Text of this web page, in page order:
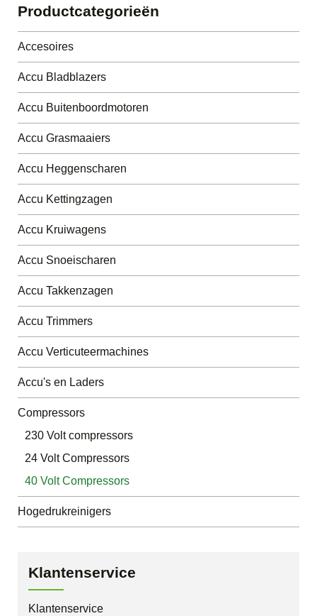
Productcategorieën
Accesoires
Accu Bladblazers
Accu Buitenboordmotoren
Accu Grasmaaiers
Accu Heggenscharen
Accu Kettingzagen
Accu Kruiwagens
Accu Snoeischaren
Accu Takkenzagen
Accu Trimmers
Accu Verticuteermachines
Accu's en Laders
Compressors
230 Volt compressors
24 Volt Compressors
40 Volt Compressors
Hogedrukreinigers
Klantenservice
Klantenservice